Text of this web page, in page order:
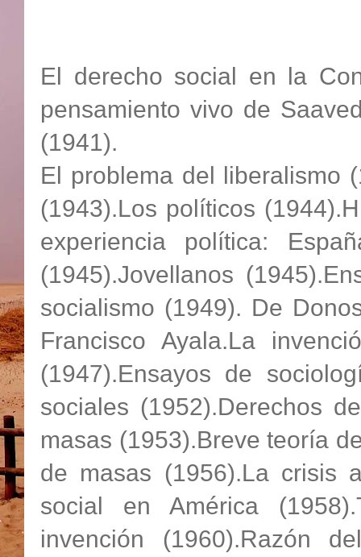
El derecho social en la
pensamiento vivo de
(1941).
El problema del liberalismo
(1943).Los políticos
experiencia política:
(1945).Jovellanos
socialismo (1949). De
Francisco Ayala.La
(1947).Ensayos de
sociales (1952).Derechos
masas (1953).Breve teoría
de masas (1956).La crisis
social en América
invención (1960).Razón